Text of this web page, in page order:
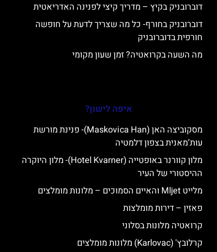
דוברובניק בקיץ – מדריך קיצי לפנינה האדריאטית
דוברובניק בחורף- כל מה שצריך לדעת על חופשה
חורפית בדוברובניק
מה השעה בקרואטיה? זמן שעון מקומי
איפה לישון?
מסקוביצה האן (Maskovica Han)- פנינת מורשת
עות’מאנית בצפון דלמטיה
מלון קוורנר באופטייה (Hotel Kvarner)- מלון היוקרה
ההיסטורי של העיר
מלייט Mljet והאיים הסמוכים – מלונות מומלצים
פאזין – דירות מומלצות
קרואטיה מלונות בסלוני
קרלובץ' (Karlovac) מלונות מומלצים